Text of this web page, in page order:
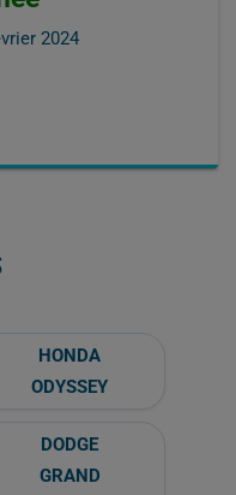
2024
HONDA
ODYSSEY
DODGE
GRAND